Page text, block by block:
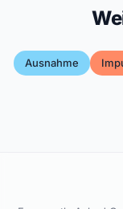
Ausnahme